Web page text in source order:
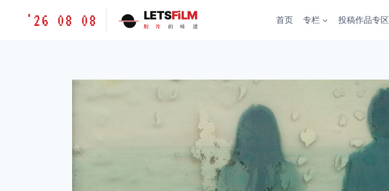
胶'26 08 08 LETSFiLM
胶 片 的 味 道
首页 专栏 投稿作品专区